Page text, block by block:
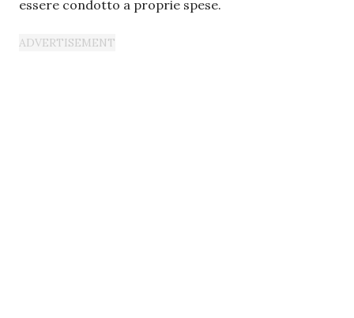
essere condotto a proprie spese.